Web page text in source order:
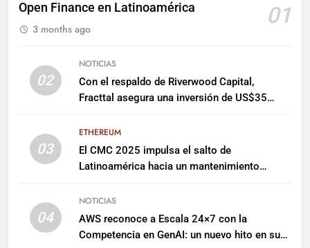
Open Finance en Latinoamérica
01
3 months ago
02
NOTICIAS
Con el respaldo de Riverwood Capital,
Fracttal asegura una inversión de US$35
03
ETHEREUM
El CMC 2025 impulsa el salto de
Latinoamérica hacia un mantenimiento
04
NOTICIAS
AWS reconoce a Escala 24×7 con la
Competencia en GenAI: un nuevo hito en su